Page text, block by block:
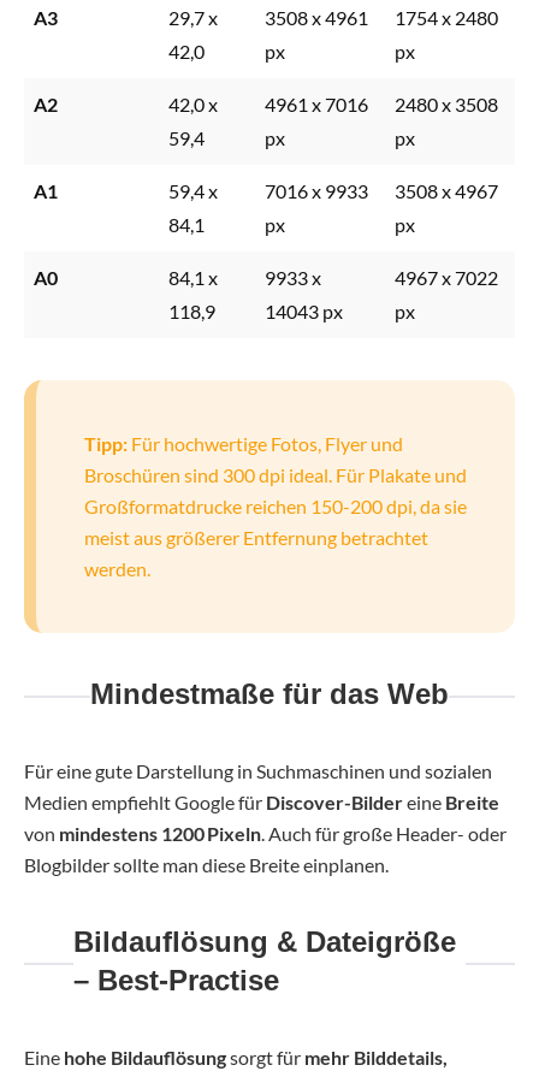
A3
29,7 x
42,0
3508 x 4961
px
1754 x 2480
px
A2
42,0 x
59,4
4961 x 7016
px
2480 x 3508
px
A1
59,4 x
84,1
7016 x 9933
px
3508 x 4967
px
A0
84,1 x
118,9
9933 x
14043 px
4967 x 7022
px
Tipp: Für hochwertige Fotos, Flyer und
Broschüren sind 300 dpi ideal. Für Plakate und
Großformatdrucke reichen 150-200 dpi, da sie
meist aus größerer Entfernung betrachtet
werden.
Mindestmaße für das Web
Für eine gute Darstellung in Suchmaschinen und sozialen
Medien empfiehlt Google für Discover-Bildereine Breite
von mindestens 1200 Pixeln. Auch für große Header- oder
Blogbilder sollte man diese Breite einplanen.
Bildauflösung & Dateigröße
– Best-Practise
Eine hohe Bildauflösungsorgt für mehr Bilddetails,